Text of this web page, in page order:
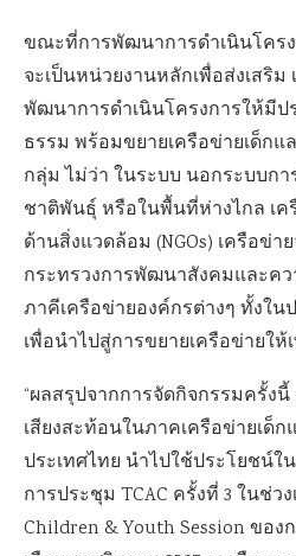
ขณะที่การพัฒนาการดำเนินโคร
จะเป็นหน่วยงานหลักเพื่อส่งเสริ
พัฒนาการดำเนินโครงการให้มีป
ธรรม พร้อมขยายเครือข่ายเด็ก
กลุ่ม ไม่ว่า ในระบบ นอกระบบก
ชาติพันธุ์ หรือในพื้นที่ห่างไกล เค
ด้านสิ่งแวดล้อม (NGOs) เครือข่า
กระทรวงการพัฒนาสังคมและค
ภาคีเครือข่ายองค์กรต่างๆ ทั้งใน
เพื่อนำไปสู่การขยายเครือข่ายใ
“ผลสรุปจากการจัดกิจกรรมครั้ง
เสียงสะท้อนในภาคเครือข่ายเด็ก
ประเทศไทย นำไปใช้ประโยชน์ใ
การประชุม TCAC ครั้งที่ 3 ในช่ว
Children & Youth Session ของ